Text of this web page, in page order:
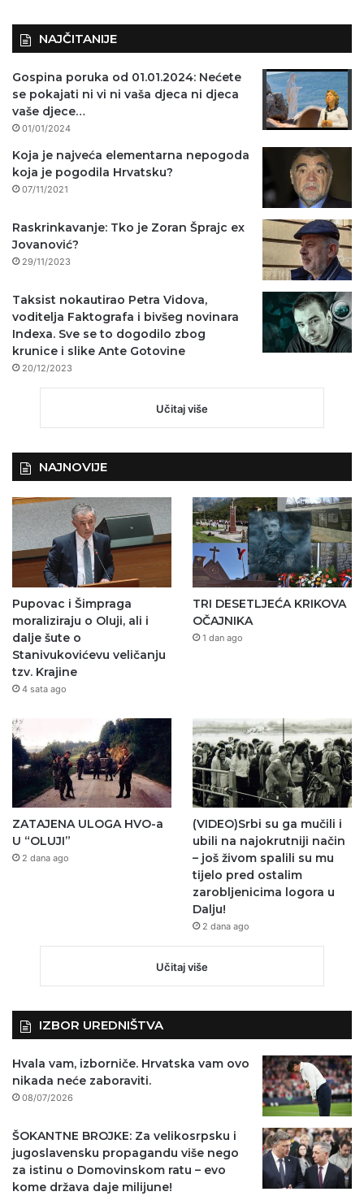
NAJČITANIJE
Gospina poruka od 01.01.2024: Nećete
se pokajati ni vi ni vaša djeca ni djeca
vaše djece…
01/01/2024
Koja je najveća elementarna nepogoda
koja je pogodila Hrvatsku?
07/11/2021
Raskrinkavanje: Tko je Zoran Šprajc ex
Jovanović?
29/11/2023
Taksist nokautirao Petra Vidova,
voditelja Faktografa i bivšeg novinara
Indexa. Sve se to dogodilo zbog
krunice i slike Ante Gotovine
20/12/2023
Učitaj više
NAJNOVIJE
Pupovac i Šimpraga
moraliziraju o Oluji, ali i
dalje šute o
Stanivukovićevu veličanju
tzv. Krajine
4 sata ago
TRI DESETLJEĆA KRIKOVA
OČAJNIKA
1 dan ago
ZATAJENA ULOGA HVO-a
U “OLUJI”
2 dana ago
(VIDEO)Srbi su ga mučili i
ubili na najokrutniji način
– još živom spalili su mu
tijelo pred ostalim
zarobljenicima logora u
Dalju!
2 dana ago
Učitaj više
IZBOR UREDNIŠTVA
Hvala vam, izborniče. Hrvatska vam ovo
nikada neće zaboraviti.
08/07/2026
ŠOKANTNE BROJKE: Za velikosrpsku i
jugoslavensku propagandu više nego
za istinu o Domovinskom ratu – evo
kome država daje milijune!